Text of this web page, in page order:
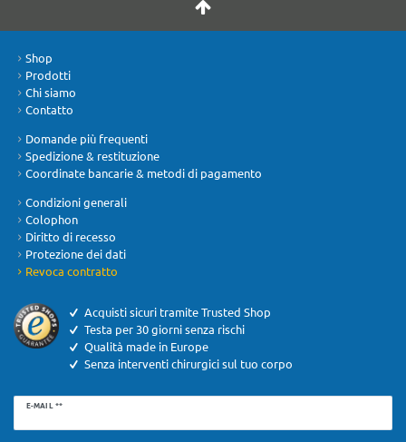
Shop
Prodotti
Chi siamo
Contatto
Domande più frequenti
Spedizione & restituzione
Coordinate bancarie & metodi di pagamento
Condizioni generali
Colophon
Diritto di recesso
Protezione dei dati
Revoca contratto
Acquisti sicuri tramite Trusted Shop
Testa per 30 giorni senza rischi
Qualità made in Europe
Senza interventi chirurgici sul tuo corpo
E-MAIL **
Ceres::Template.newsletterHoneypotLabel